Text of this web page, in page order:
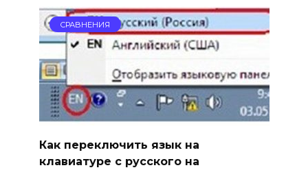
СРАВНЕНИЯ
Как переключить язык на
клавиатуре с русского на